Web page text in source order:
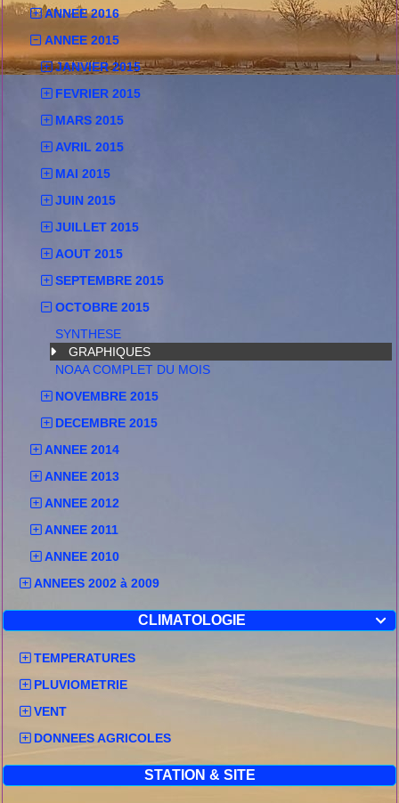
ANNEE 2016
ANNEE 2015
JANVIER 2015
FEVRIER 2015
MARS 2015
AVRIL 2015
MAI 2015
JUIN 2015
JUILLET 2015
AOUT 2015
SEPTEMBRE 2015
OCTOBRE 2015
SYNTHESE
GRAPHIQUES
NOAA COMPLET DU MOIS
NOVEMBRE 2015
DECEMBRE 2015
ANNEE 2014
ANNEE 2013
ANNEE 2012
ANNEE 2011
ANNEE 2010
ANNEES 2002 à 2009

CLIMATOLOGIE
TEMPERATURES
PLUVIOMETRIE
VENT
DONNEES AGRICOLES
STATION & SITE